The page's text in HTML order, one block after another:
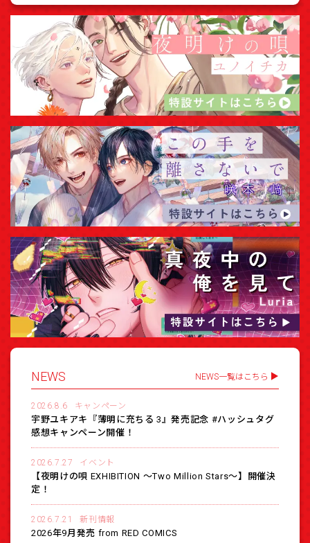
NEWS NEWS一覧はこちら
2026.8.6 キャンペーン
宇野ユキアキ『薄明に充ちる 3』発売記念 #ハッシュタグ
感想キャンペーン開催！
2026.7.27 イベント
【夜明けの唄 EXHIBITION 〜Two Million Stars〜】開催決
定！
2026.7.21 新刊情報
2026年9月発売 from RED COMICS